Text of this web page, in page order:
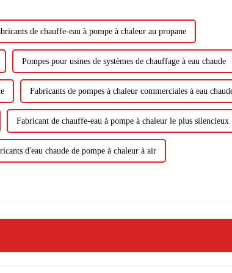
de chauffe-eau à pompe à chaleur au propane
Pompes pour usines de systèmes de chauffage à eau chaude
Fabricants de pompes à chaleur commerciales à eau
Fabricant de chauffe-eau à pompe à chaleur le plus silencieux
d'eau chaude de pompe à chaleur à air